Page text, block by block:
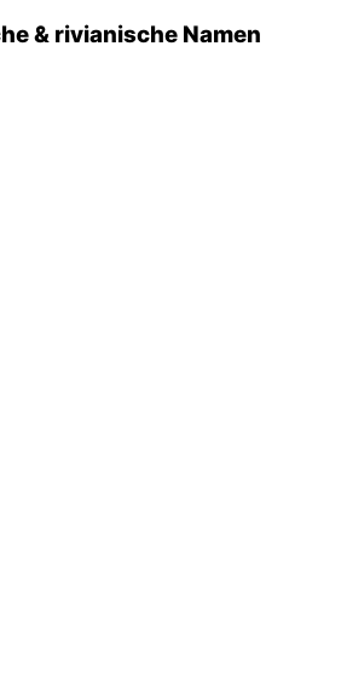
& rivianische Namen